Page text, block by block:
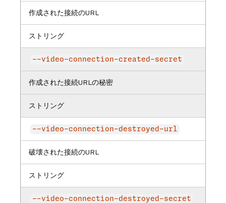
作成された接続のURL
ストリング
--video-connection-created-secret
作成された接続URLの秘密
ストリング
--video-connection-destroyed-url
破壊された接続のURL
ストリング
--video-connection-destroyed-secret